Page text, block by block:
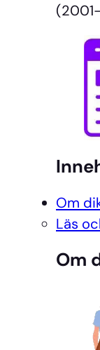
Om
Läs
Om